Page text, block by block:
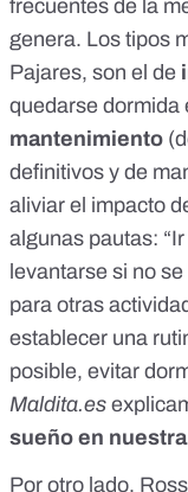
frecuentes de la
genera. Los tipos
Pajares, son el de
quedarse dormida
mantenimiento
definitivos y de
aliviar el impacto
algunas pautas:
levantarse si no
para otras
establecer una
posible, evitar
Maldita.es
sueño en
Por otro lado,